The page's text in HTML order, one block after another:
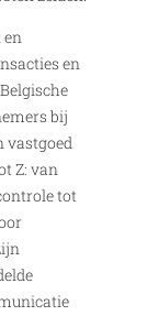
en
en
bij
vastgoed
Z: van
tot